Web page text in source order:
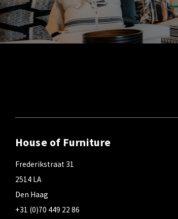
House of Furniture
Frederikstraat 31
2514 LA
Den Haag
+31 (0)70 449 22 86